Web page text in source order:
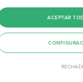
ACEPTAR